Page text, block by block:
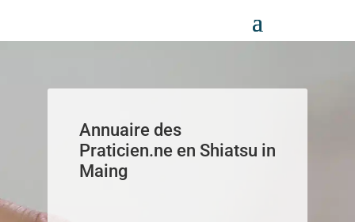
Annuaire des
Praticien.ne en Shiatsu in
Maing